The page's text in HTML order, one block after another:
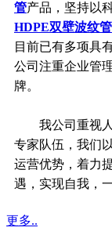
管产品，坚持以
HDPE双壁波纹管
目前已有多项具
公司注重企业管
牌。
我公司重视人
专家队伍，我们
运营优势，着力
遇，实现自我，
更多..